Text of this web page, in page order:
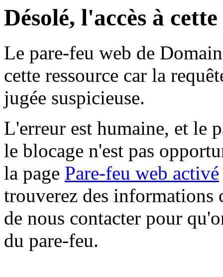
Désolé, l'accès à
Le pare-feu web de
cette ressource car la
jugée suspicieuse.
L'erreur est humaine, et le
le blocage n'est pas
la page Pare-feu web activé
trouverez des informations
de nous contacter pour
du pare-feu.